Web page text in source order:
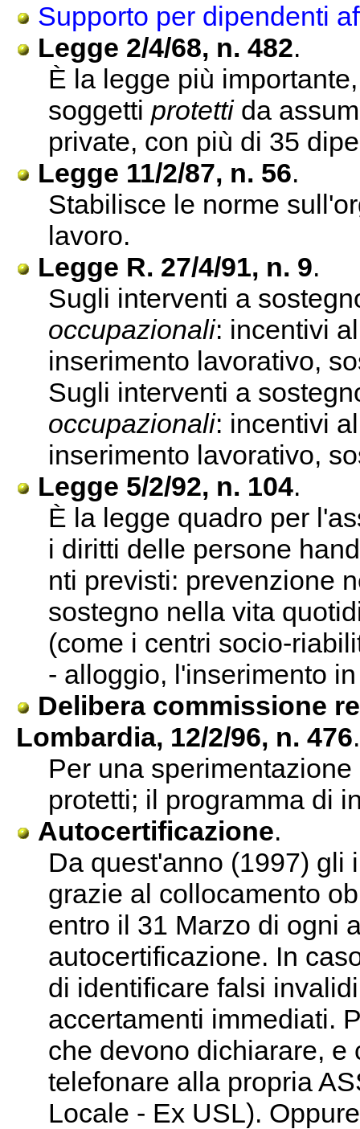
Supporto per dipendenti
Legge 2/4/68, n. 482.
È la legge più
soggetti protetti da
private, con più di 35
Legge 11/2/87, n. 56.
Stabilisce le norme
lavoro.
Legge R. 27/4/91, n. 9.
Sugli interventi a
occupazionali: incentivi
inserimento lavorativo,
Sugli interventi a
occupazionali: incentivi
inserimento lavorativo,
Legge 5/2/92, n. 104.
È la legge quadro per
i diritti delle persone
nti previsti: prevenzione
sostegno nella vita
(come i centri socio-
- alloggio, l'inserimento
Delibera commissione
Lombardia, 12/2/96, n. 476.
Per una
protetti; il programma di
Autocertificazione.
Da quest'anno (1997) gli
grazie al collocamento
entro il 31 Marzo di ogni
autocertificazione. In
di identificare falsi
accertamenti immediati.
che devono dichiarare,
telefonare alla propria
Locale - Ex USL).